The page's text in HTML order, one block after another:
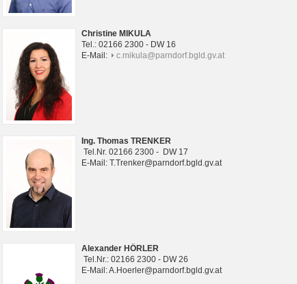
Christine MIKULA
Tel.: 02166 2300 - DW 16
E-Mail:
c.mikula@parndorf.bgld.gv.at
Ing. Thomas TRENKER
Tel.Nr. 02166 2300 - DW 17
E-Mail: T.Trenker@parndorf.bgld.gv.at
Alexander HÖRLER
Tel.Nr.: 02166 2300 - DW 26
E-Mail: A.Hoerler@parndorf.bgld.gv.at